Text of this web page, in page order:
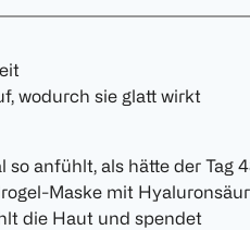
wodurch sie glatt wirkt
so anfühlt, als hätte der Tag
Maske mit
die Haut und spendet